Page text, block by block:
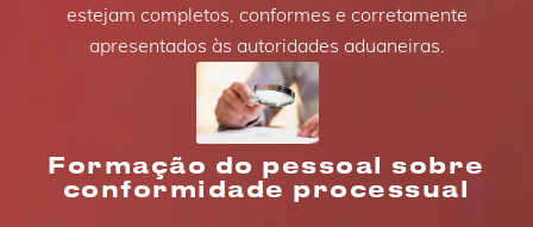
estejam completos, conformes e corretamente
apresentados às autoridades aduaneiras.
Formação do pessoal sobre
conformidade processual